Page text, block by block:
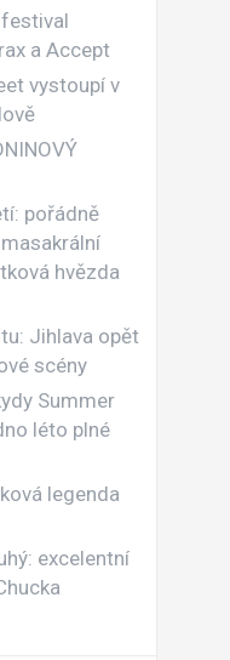
a Accept
vystoupí v
pořádně
hvězda
Jihlava opět
scény
Summer
léto plné
legenda
excelentní